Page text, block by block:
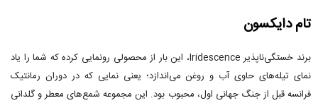
تام دایکسون
برند خستگی‌ناپذیر Iridescence، این بار از محصولی رونمایی کرده که شما را یاد
نمای تیله‌های حاوی آب و روغن می‌اندازد؛ یعنی نمایی که در دوران رمانتیک
فرانسه قبل از جنگ جهانی اول، محبوب بود. این مجموعه شمع‌های معطر و گلدانی